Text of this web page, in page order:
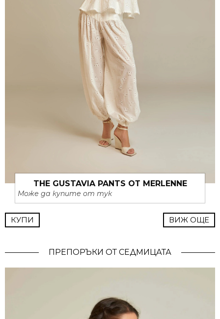
THE GUSTAVIA PANTS ОТ MERLENNE
Може да купите от тук
КУПИ ВИЖ ОЩЕ
ПРЕПОРЪКИ ОТ СЕДМИЦАТА